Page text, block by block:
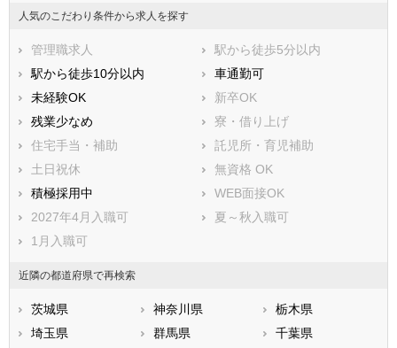
西多摩郡瑞穂町
人気のこだわり条件から求人を探す
管理職求人
駅から徒歩5分以内
駅から徒歩10分以内
車通勤可
未経験OK
新卒OK
残業少なめ
寮・借り上げ
住宅手当・補助
託児所・育児補助
土日祝休
無資格 OK
積極採用中
WEB面接OK
2027年4月入職可
夏～秋入職可
1月入職可
近隣の都道府県で再検索
茨城県 神奈川県
栃木県
埼玉県
群馬県
千葉県